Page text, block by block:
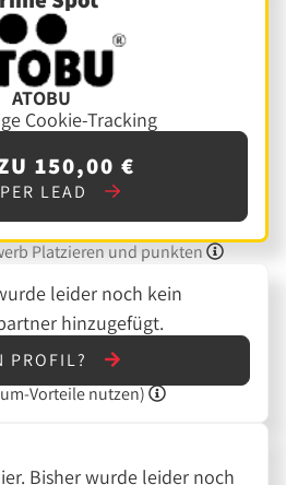
ATOBU
Cookie-Tracking
150,00 €
LEAD
Platzieren und punkten
leider noch kein
hinzugefügt.
PROFIL?
Vorteile nutzen)
Bisher wurde leider noch